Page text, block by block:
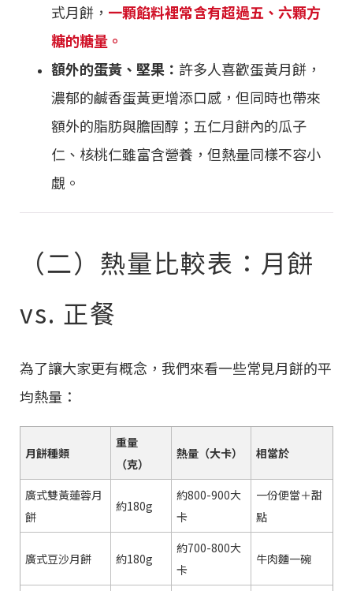
式月餅， 一顆餡料裡常含有超過五、六顆方
糖的糖量。
額外的蛋黃、堅果： 許多人喜歡蛋黃月餅，
濃郁的鹹香蛋黃更增添口感，但同時也帶來
額外的脂肪與膽固醇；五仁月餅內的瓜子
仁、核桃仁雖富含營養，但熱量同樣不容小
覷。
（二）熱量比較表：月餅
vs. 正餐
為了讓大家更有概念，我們來看一些常見月餅的平
均熱量：
月餅種類
重量
（克）
熱量（大卡） 相當於
廣式雙黃蓮蓉月
餅
約180g
約800-900大
卡
一份便當＋甜
點
廣式豆沙月餅 約180g
約700-800大
卡
牛肉麵一碗